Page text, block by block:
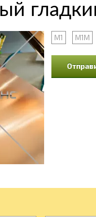
М1 М1М